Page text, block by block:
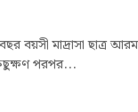
বয়সী মাদ্রাসা ছাত্র
পরপর...